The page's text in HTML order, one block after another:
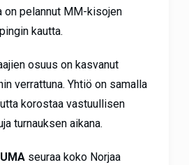
on pelannut MM-kisojen
kautta.
osuus on kasvanut
verrattuna. Yhtiö on samalla
korostaa vastuullisen
turnauksen aikana.
seuraa koko Norjaa